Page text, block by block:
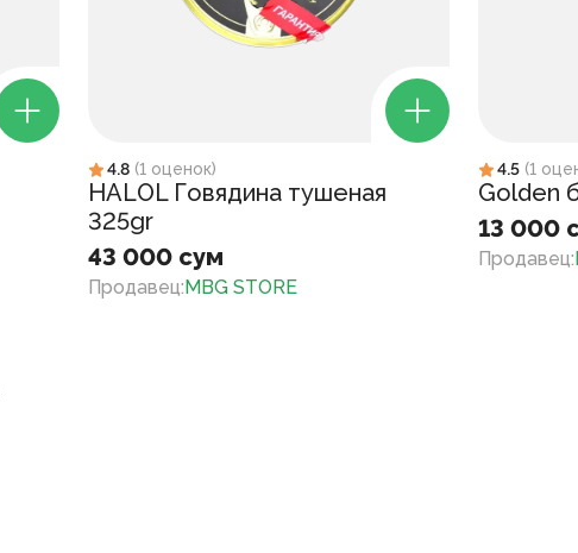
4.8 (1 оценок)
HALOL Говядина тушеная
325gr
43 000 сум
Продавец:MBG STORE
4.5 (1
Golden
13 000
Продавец: